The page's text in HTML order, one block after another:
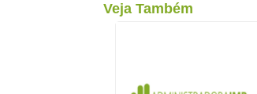
Veja Também